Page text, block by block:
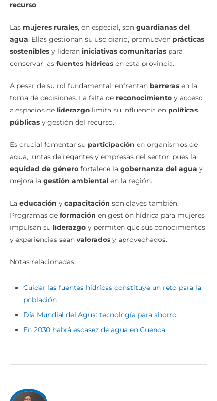
recurso.
Las mujeres rurales, en especial, son guardianas del
agua. Ellas gestionan su uso diario, promueven prácticas
sostenibles y lideran iniciativas comunitarias para
conservar las fuentes hídricas en esta provincia.
A pesar de su rol fundamental, enfrentan barreras en la
toma de decisiones. La falta de reconocimiento y acceso
a espacios de liderazgo limita su influencia en políticas
públicas y gestión del recurso.
Es crucial fomentar su participación en organismos de
agua, juntas de regantes y empresas del sector, pues la
equidad de género fortalece la gobernanza del agua y
mejora la gestión ambiental en la región.
La educación y capacitación son claves también.
Programas de formación en gestión hídrica para mujeres
impulsan su liderazgo y permiten que sus conocimientos
y experiencias sean valorados y aprovechados.
Notas relacionadas:
Cuidar las fuentes hidrícas constituye un reto para la
población
Día Mundial del Agua: tecnología para ahorro
En 2030 habrá escasez de agua en Cuenca